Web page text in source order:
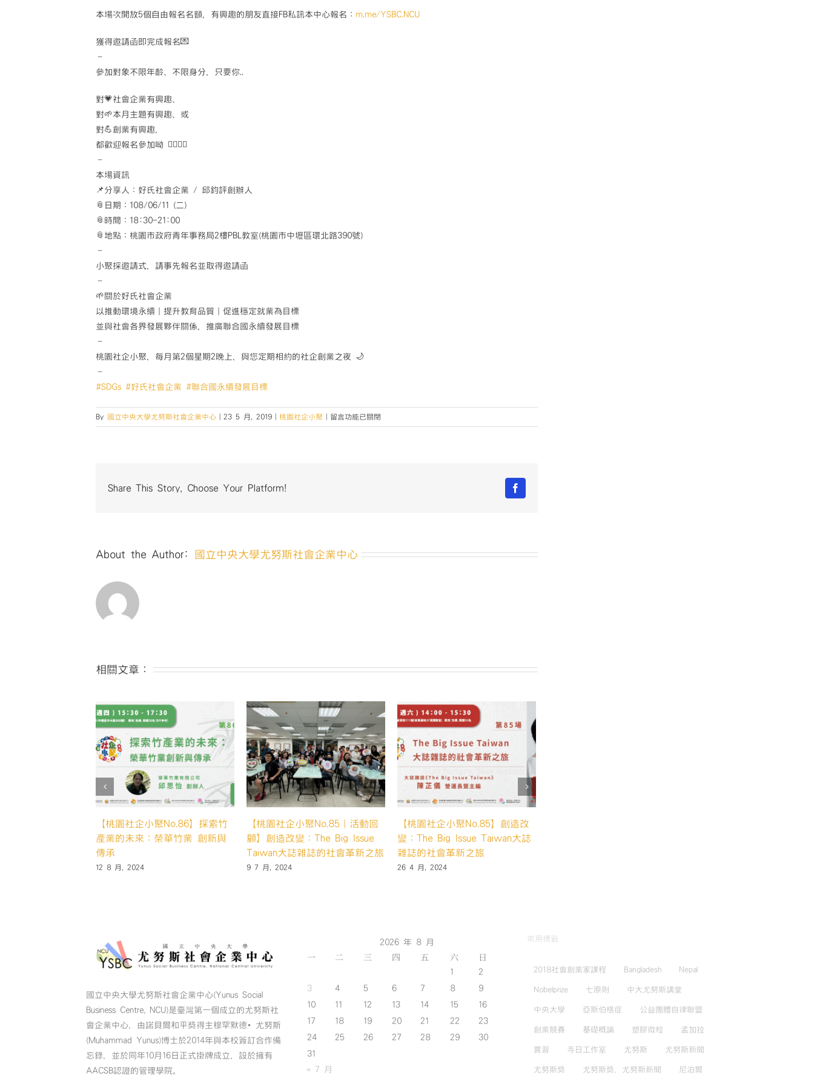
本場次開放5個自由報名名額，有興趣的朋友直接FB私訊本中心報名： m.me/YSBC.NCU
獲得邀請函即完成報名💌
–
參加對象不限年齡、不限身分，只要你..
對💗社會企業有興趣、
對🌱本月主題有興趣、或
對💪創業有興趣，
都歡迎報名參加呦 🙋‍♀🙋‍♂
–
本場資訊
📌分享人：好氏社會企業 / 邱鈞評創辦人
📎日期：108/06/11 (二)
📎時間：18:30-21:00
📎地點：桃園市政府青年事務局2樓PBL教室(桃園市中壢區環北路390號)
–
小聚採邀請式，請事先報名並取得邀請函
–
🌱關於好氏社會企業
以推動環境永續｜提升教育品質｜促進穩定就業為目標
並與社會各界發展夥伴關係，推廣聯合國永續發展目標
–
桃園社企小聚，每月第2個星期2晚上，與您定期相約的社企創業之夜 🌙
–
#SDGs #好氏社會企業 #聯合國永續發展目標
By 國立中央大學尤努斯社會企業中心 23 5 月, 2019 桃園社企小聚
在
〈【桃
名
留言功能已關閉
Share This Story, Choose Your Platform! Facebook
About the Author: 國立中央大學尤努斯社會企業中心
相關文章：
【桃園社企小聚No.85】創造改
變：The Big Issue Taiwan大誌
雜誌的社會革新之旅
26 4 月, 2024
【桃園社企小聚No.84｜活動回
顧】慢飛超人布藝young－零廢
棄•也可以很時尚
【桃園社企小聚No.83｜活動回
顧】崙禾社企 – 智農創生提高
農作新價值🍀
27 3 月, 2024
【桃園社企小聚No.86】探索竹
產業的未來：榮華竹業 創新與
傳承
12 8 月, 2024
國立中央大學尤努斯社會企業中心(Yunus Social
Business Centre, NCU)是臺灣第一個成立的尤努斯社
會企業中心，由諾貝爾和平獎得主穆罕默德•尤努斯
(Muhammad Yunus)博士於2014年與本校簽訂合作備
忘錄，並於同年10月16日正式掛牌成立，設於擁有
AACSB認證的管理學院。
2026 年 8 月
一 二 三 四 五 六 日
1
2
3
4 5 6 7 8
9
10
11 12 13 14 15
16
17
18 19 20 21 22
23
24
25 26 27 28 29
30
31
« 7 月
常用標籤
2018社會創業家課程 Bangladesh Nepal
Nobelprize 七原則 中大尤努斯講堂
中央大學 亞斯伯格症 公益團體自律聯盟
創業競賽 基礎概論 塑膠微粒 孟加拉
實習 寺日工作室 尤努斯 尤努斯新聞
尤努斯獎 尤努斯獎，尤努斯新聞 尼泊爾